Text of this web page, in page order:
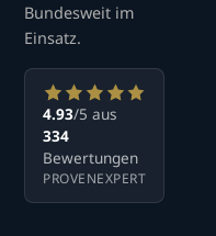
Bundesweit im
Einsatz.
4.93/5 aus
334
Bewertungen
PROVENEXPERT